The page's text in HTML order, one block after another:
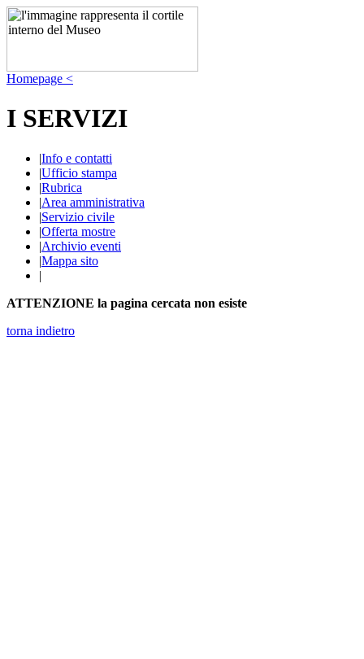
Homepage <
I SERVIZI
|Info e contatti
|Ufficio stampa
|Rubrica
|Area amministrativa
|Servizio civile
|Offerta mostre
|Archivio eventi
|Mappa sito
|
ATTENZIONE la pagina cercata non esiste
torna indietro